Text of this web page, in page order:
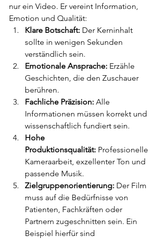
nur ein Video. Er vereint Information,
Emotion und Qualität:
Klare Botschaft: Der Kerninhalt
sollte in wenigen Sekunden
verständlich sein.
Emotionale Ansprache: Erzähle
Geschichten, die den Zuschauer
berühren.
Fachliche Präzision: Alle
Informationen müssen korrekt und
wissenschaftlich fundiert sein.
Hohe
Produktionsqualität: Professionelle
Kameraarbeit, exzellenter Ton und
passende Musik.
Zielgruppenorientierung: Der Film
muss auf die Bedürfnisse von
Patienten, Fachkräften oder
Partnern zugeschnitten sein. Ein
Beispiel hierfür sind